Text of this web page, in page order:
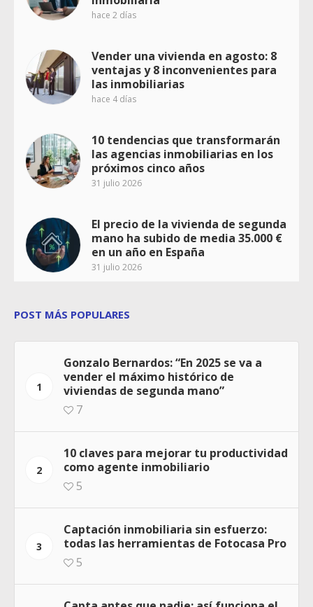
hace 2 días
Vender una vivienda en agosto: 8
ventajas y 8 inconvenientes para
las inmobiliarias
hace 4 días
10 tendencias que transformarán
las agencias inmobiliarias en los
próximos cinco años
31 julio 2026
El precio de la vivienda de segunda
mano ha subido de media 35.000 €
en un año en España
31 julio 2026
POST MÁS POPULARES
1
Gonzalo Bernardos: “En 2025 se va a
vender el máximo histórico de
viviendas de segunda mano”
7
2
10 claves para mejorar tu productividad
como agente inmobiliario
5
3
Captación inmobiliaria sin esfuerzo:
todas las herramientas de Fotocasa Pro
5